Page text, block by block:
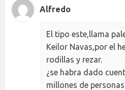
Alfredo
El tipo este,llama
Keilor Navas,por el
rodillas y rezar.
¿se habra dado
millones de